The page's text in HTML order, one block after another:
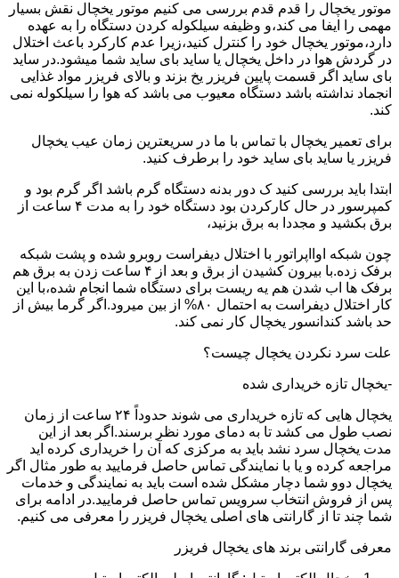
موتور یخچال را قدم قدم بررسی می کنیم موتور یخچال نقش بسیار
مهمی را ایفا می کند،و وظیفه سیلکوله کردن دستگاه را به عهده
دارد،موتور یخچال خود را کنترل کنید،زیرا عدم کارکرد باعث اختلال
در گردش هوا در داخل یخچال یا ساید بای ساید شما میشود.در ساید
بای ساید اگر قسمت پایین فریزر یخ بزند و بالای فریزر مواد غذایی
انجماد نداشته باشد دستگاه معیوب می باشد که هوا را سیلکوله نمی
کند.
برای تعمیر یخچال با تماس با ما در سریعترین زمان عیب یخچال
فریزر یا ساید بای ساید خود را برطرف کنید.
ابتدا باید بررسی کنید ک دور بدنه دستگاه گرم باشد اگر گرم بود و
کمپرسور در حال کارکردن بود دستگاه خود را به مدت ۴ ساعت از
برق بکشید و مجددا به برق بزنید،
چون شبکه اوااپراتور با اختلال دیفراست روبرو شده و پشت شبکه
برفک زده.با بیرون کشیدن از برق و بعد از ۴ ساعت زدن به برق هم
برفک ها اب شدن هم یه ریست برای دستگاه شما انجام شده،با این
کار اختلال دیفراست به احتمال ۸۰% از بین میرود.اگر گرما بیش از
حد باشد کندانسور یخچال کار نمی کند.
علت سرد نکردن یخچال چیست؟
-یخچال تازه خریداری شده
یخچال هایی که تازه خریداری می شوند حدوداً ۲۴ ساعت از زمان
نصب طول می کشد تا به دمای مورد نظر برسند.اگر بعد از این
مدت یخچال سرد نشد باید به مرکزی که آن را خریداری کرده اید
مراجعه کرده و یا با نمایندگی تماس حاصل فرمایید به طور مثال اگر
یخچال دوو شما دچار مشکل شده است باید به نمایندگی و خدمات
پس از فروش انتخاب سرویس تماس حاصل فرمایید.در ادامه برای
شما چند تا از گارانتی های اصلی یخچال فریزر را معرفی می کنیم.
معرفی گارانتی برند های یخچال فریزر